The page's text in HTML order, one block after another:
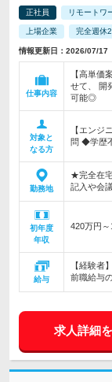
正社員 リモートワ
上場企業 完全週休
情報更新日：2026/07/
仕事内容
【高単価
せて、 開
可能◎
対象と
なる方
【エンジ
問 ◆学歴
勤務地
★完全在
記入や会
初年度
年収
420万円
給与
【経験者
前職給与
求人詳細